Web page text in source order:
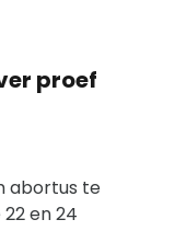
proef
abortus te
en 24